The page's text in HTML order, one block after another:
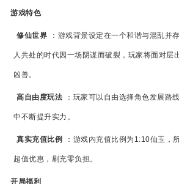
游戏特色
修仙世界 ：游戏背景设定在一个和谐与混乱并
人共处的时代因一场阴谋而破裂，玩家将面对层
凶兽。
高自由度玩法 ：玩家可以自由选择角色发展路
中不断提升实力。
真实充值比例 ：游戏内充值比例为1:10仙玉，
超值优惠，刷充零负担。
开局福利